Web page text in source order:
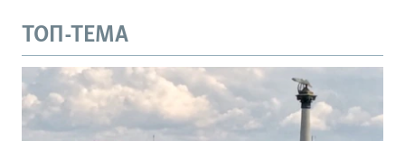
ТОП-ТЕМА